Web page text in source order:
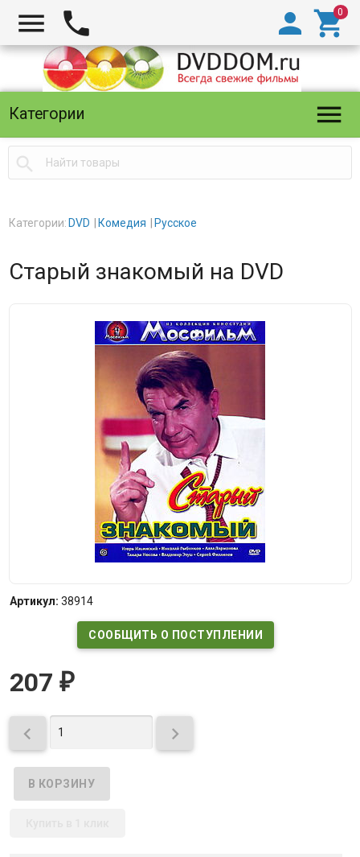
  

Категории 

Категории: DVD Комедия Русское
Старый знакомый на DVD
Артикул: 38914
СООБЩИТЬ О ПОСТУПЛЕНИИ
207 ₽
 